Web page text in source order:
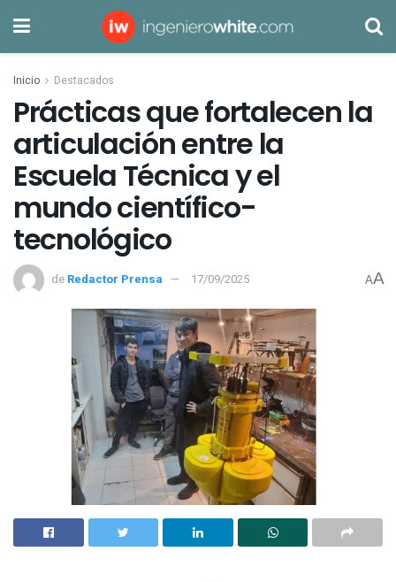
Inicio Destacados
Prácticas que fortalecen la
articulación entre la
Escuela Técnica y el
mundo científico-
tecnológico
de Redactor Prensa 17/09/2025 AA